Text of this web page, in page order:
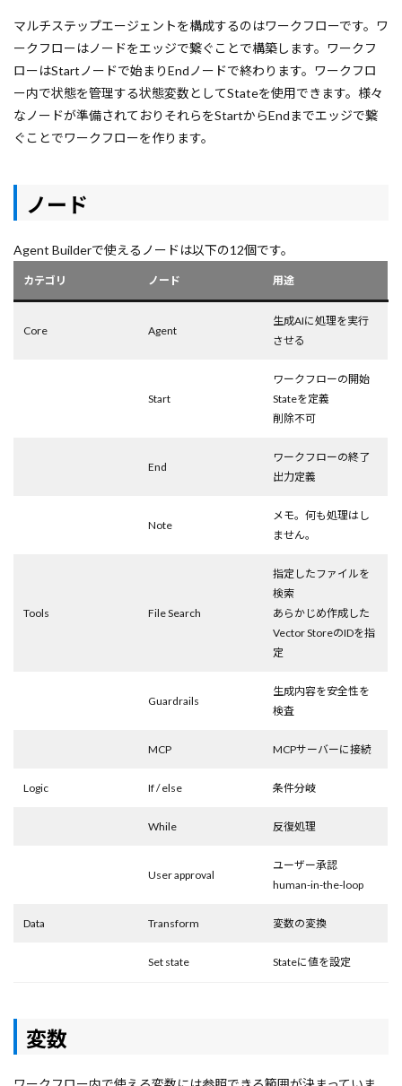
マルチステップエージェントを構成するのはワークフローです。ワ
ークフローはノードをエッジで繋ぐことで構築します。ワークフ
ローはStartノードで始まりEndノードで終わります。ワークフロ
ー内で状態を管理する状態変数としてStateを使用できます。様々
なノードが準備されておりそれらをStartからEndまでエッジで繋
ぐことでワークフローを作ります。
ノード
Agent Builderで使えるノードは以下の12個です。
カテゴリ ノード 用途
Core Agent
生成AIに処理を実行
させる
Start
ワークフローの開始
Stateを定義
削除不可
End
ワークフローの終了
出力定義
Note
メモ。何も処理はし
ません。
Tools File Search
指定したファイルを
検索
あらかじめ作成した
Vector StoreのIDを指
定
Guardrails
生成内容を安全性を
検査
MCP MCPサーバーに接続
Logic If / else 条件分岐
While 反復処理
User approval
ユーザー承認
human-in-the-loop
Data Transform 変数の変換
Set state Stateに値を設定
変数